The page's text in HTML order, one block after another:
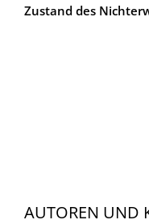
Zustand des
AUTOREN UND